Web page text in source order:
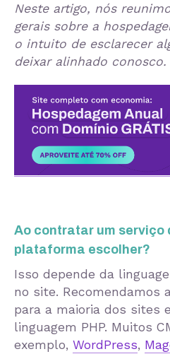
Neste artigo, nós
gerais sobre a
o intuito de esclarecer
deixar alinhado conosco.
Ao contratar um serviço
plataforma escolher?
Isso depende da
no site. Recomendamos
para a maioria dos sites
linguagem PHP. Muitos
exemplo, WordPress,